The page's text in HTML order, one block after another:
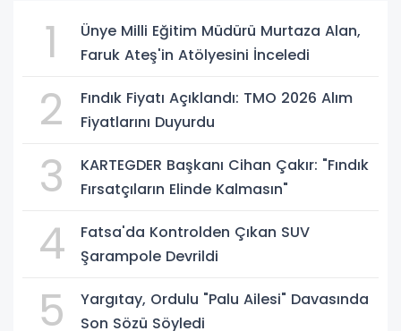
1
Ünye Milli Eğitim Müdürü Murtaza Alan,
Faruk Ateş'in Atölyesini İnceledi
2
Fındık Fiyatı Açıklandı: TMO 2026 Alım
Fiyatlarını Duyurdu
3
KARTEGDER Başkanı Cihan Çakır: "Fındık
Fırsatçıların Elinde Kalmasın"
4
Fatsa'da Kontrolden Çıkan SUV
Şarampole Devrildi
5
Yargıtay, Ordulu "Palu Ailesi" Davasında
Son Sözü Söyledi